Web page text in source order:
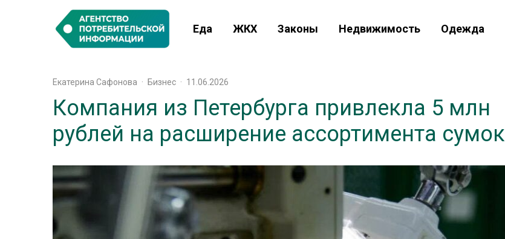
Еда ЖКХ Законы Недвижимость Одежда
Екатерина Сафонова · Бизнес · 11.06.2026
Компания из Петербурга привлекла 5 млн
рублей на расширение ассортимента сумок